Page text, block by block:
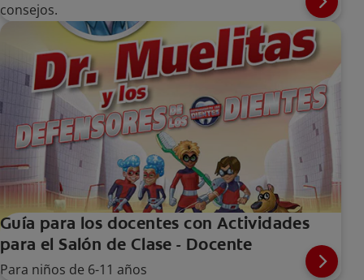
consejos.
Guía para los docentes con Actividades
para el Salón de Clase - Docente
Para niños de 6-11 años